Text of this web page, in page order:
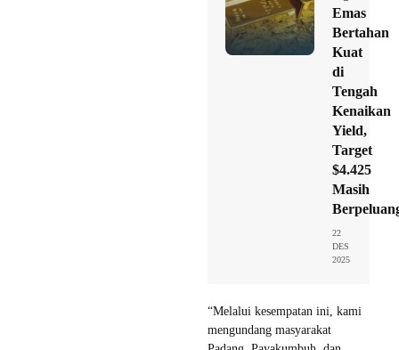
Emas
Bertahan
Kuat
di
Tengah
Kenaikan
Yield,
Target
$4.425
Masih
22
DES
2025
“Melalui kesempatan ini, kami
mengundang masyarakat